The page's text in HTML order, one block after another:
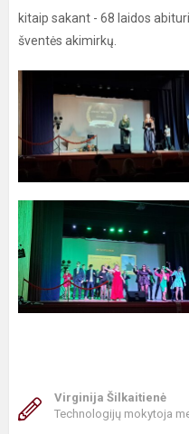
kitaip sakant - 68 laidos
šventės akimirkų.
Virginija Šilkaitienė
Technologijų mokytoja